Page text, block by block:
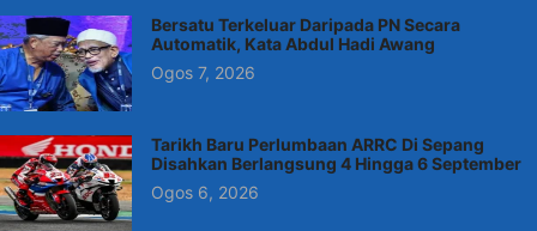
Bersatu Terkeluar Daripada PN Secara
Automatik, Kata Abdul Hadi Awang
Ogos 7, 2026
Tarikh Baru Perlumbaan ARRC Di Sepang
Disahkan Berlangsung 4 Hingga 6 September
Ogos 6, 2026